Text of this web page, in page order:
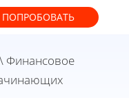
ПОПРОБОВАТЬ
\ Финансовое